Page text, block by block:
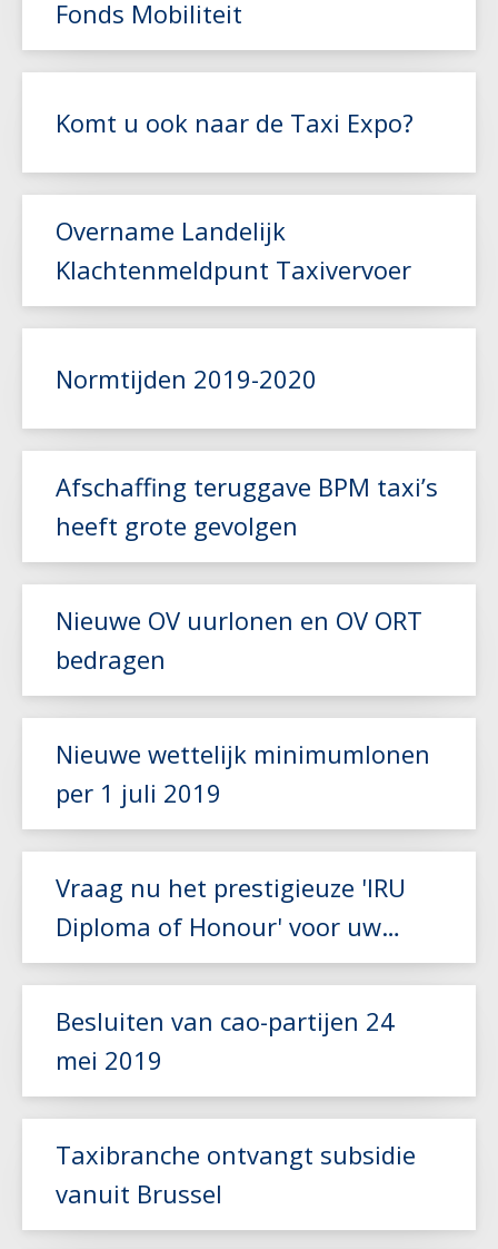
Fonds Mobiliteit
Lees meer
Komt u ook naar de Taxi Expo?
Overname Landelijk
Klachtenmeldpunt Taxivervoer
Normtijden 2019-2020
Lees meer
Afschaffing teruggave BPM taxi’s
heeft grote gevolgen
Lees meer
Nieuwe OV uurlonen en OV ORT
bedragen
Lees meer
Nieuwe wettelijk minimumlonen
per 1 juli 2019
Vraag nu het prestigieuze 'IRU
Diploma of Honour' voor uw
chauffeur aan!
Besluiten van cao-partijen 24
mei 2019
Taxibranche ontvangt subsidie
vanuit Brussel